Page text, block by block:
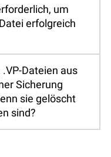
um
erfolgreich
Dateien aus
Sicherung
sie gelöscht
sind?